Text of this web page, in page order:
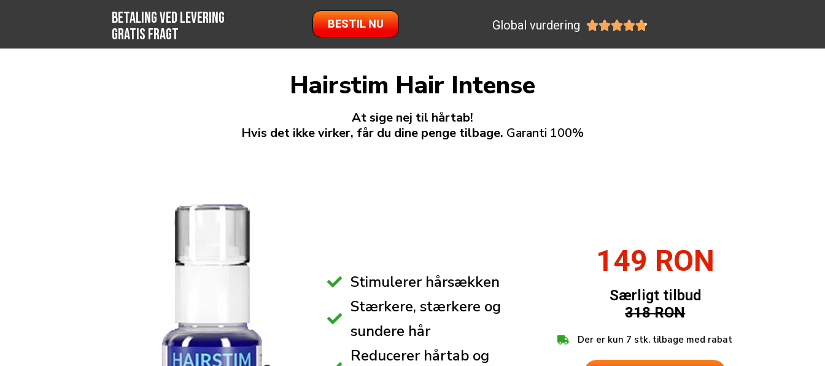
BETALING VED LEVERING
GRATIS FRAGT
BESTIL NU Global vurdering 
Hairstim Hair Intense
At sige nej til hårtab!
Hvis det ikke virker, får du dine penge tilbage. Garanti 100%
Stimulerer hårsækken
Stærkere, stærkere og
sundere hår
Reducerer hårtab og
149 RON
Særligt tilbud
318 RON
Der er kun 7 stk. tilbage med rabat